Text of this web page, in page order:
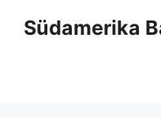
InhaltSüdamerika